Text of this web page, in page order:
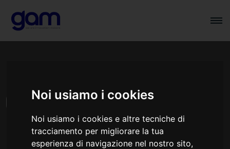
Noi usiamo i cookies
Noi usiamo i cookies e altre tecniche di
tracciamento per migliorare la tua
esperienza di navigazione nel nostro sito,
Consulenza IT &
Integrazione